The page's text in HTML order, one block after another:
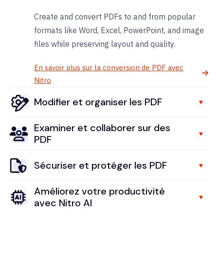
Create and convert PDFs to and from popular
formats like Word, Excel, PowerPoint, and image
files while preserving layout and quality.
En savoir plus sur la conversion de PDF avec
Nitro
Modifier et organiser les PDF
Examiner et collaborer sur des
PDF
Sécuriser et protéger les PDF
Améliorez votre productivité
avec Nitro AI